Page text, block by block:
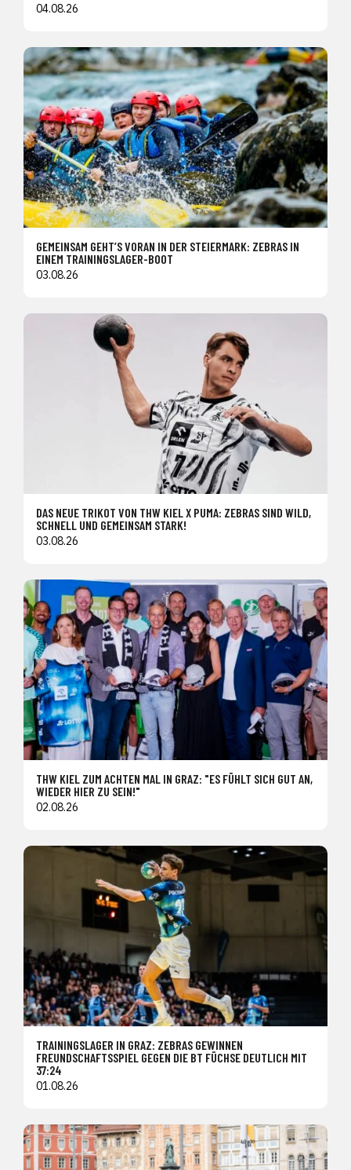
04.08.26
GEMEINSAM GEHT’S VORAN IN DER STEIERMARK: ZEBRAS IN
EINEM TRAININGSLAGER-BOOT
03.08.26
DAS NEUE TRIKOT VON THW KIEL X PUMA: ZEBRAS SIND WILD,
SCHNELL UND GEMEINSAM STARK!
03.08.26
THW KIEL ZUM ACHTEN MAL IN GRAZ: "ES FÜHLT SICH GUT AN,
WIEDER HIER ZU SEIN!"
02.08.26
TRAININGSLAGER IN GRAZ: ZEBRAS GEWINNEN
FREUNDSCHAFTSSPIEL GEGEN DIE BT FÜCHSE DEUTLICH MIT
37:24
01.08.26